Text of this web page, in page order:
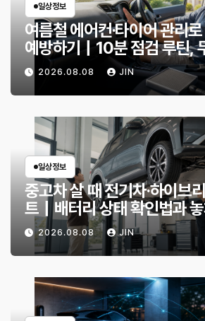
일상정보
여름철 에어컨·타이어 관리
예방하기｜10분 점검 루틴,
할까?
2026.08.08 JIN
일상정보
중고차 살 때 전기차·하이브
트｜배터리 상태 확인법과
험 신호
2026.08.08 JIN